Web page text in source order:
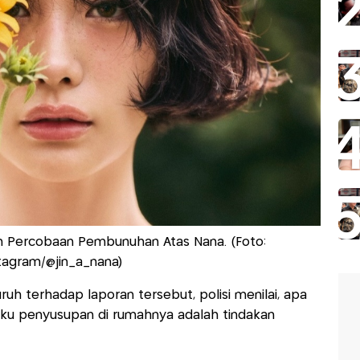
Percobaan Pembunuhan Atas Nana. (Foto:
@jin_a_nana)
terhadap laporan tersebut, polisi menilai, apa
penyusupan di rumahnya adalah tindakan